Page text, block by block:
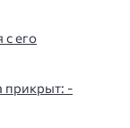
с его
прикрыт: -